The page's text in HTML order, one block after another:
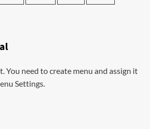
You need to create menu and assign it
Settings.